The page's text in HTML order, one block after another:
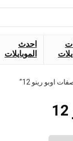
احدث
الموبايلات
اوبو رينو 12”